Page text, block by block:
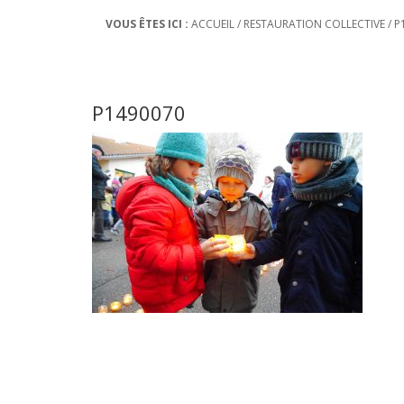
VOUS ÊTES ICI : ACCUEIL/ RESTAURATION COLLECTIVE/
P1490070